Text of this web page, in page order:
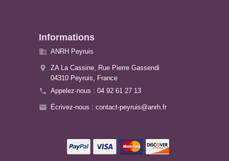
Informations
 ANRH Peyruis

ZA La Cassine, Rue Pierre Gassendi
04310 Peyruis,
France
 Appelez-nous : 04 92 61 27 13
 Écrivez-nous : contact-peyruis@anrh.fr